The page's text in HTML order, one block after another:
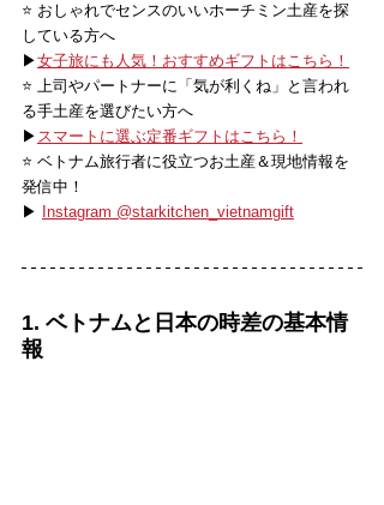
⭐️ おしゃれでセンスのいいホーチミン土産を探
している方へ
▶女子旅にも人気！おすすめギフトはこちら！
⭐️ 上司やパートナーに「気が利くね」と言われ
る手土産を選びたい方へ
▶ スマートに選ぶ定番ギフトはこちら！
⭐️ ベトナム旅行者に役立つお土産＆現地情報を
発信中！
▶
Instagram @starkitchen_vietnamgift
1. ベトナムと日本の時差の基本情
報